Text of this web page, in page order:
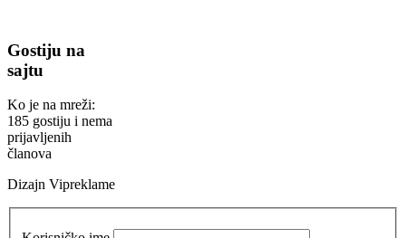
Gostiju na
sajtu
Ko je na mreži:
185 gostiju i nema
prijavljenih
članova
Dizajn Vipreklame